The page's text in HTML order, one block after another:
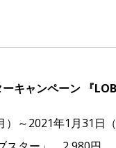
キャンペーン 『
～2021年1月31日（